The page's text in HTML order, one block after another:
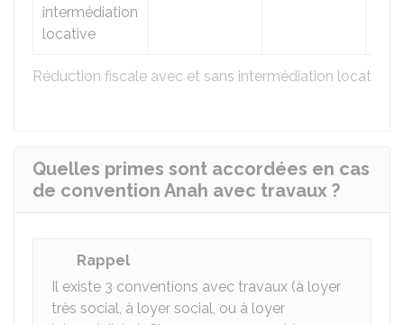
Réduction fiscale avec et sans intermédiation locative
intermédiation
locative
Quelles primes sont accordées en cas
de convention Anah avec travaux ?
Rappel
Il existe 3 conventions avec travaux (à loyer
très social, à loyer social, ou à loyer